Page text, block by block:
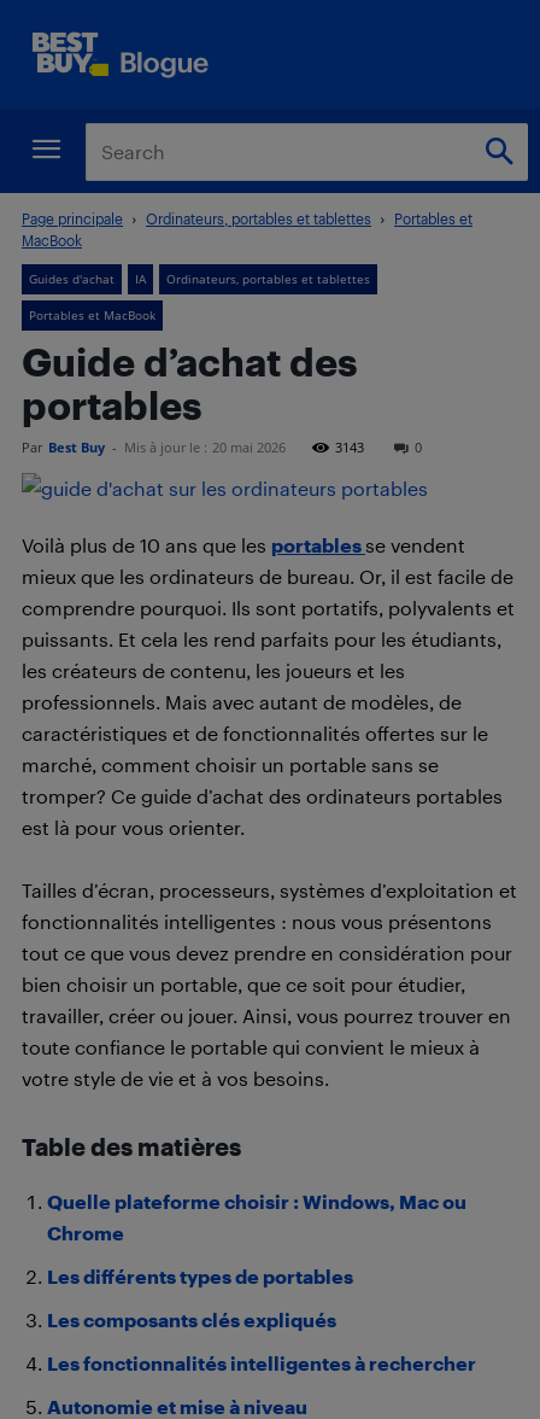
Page principale Ordinateurs, portables et tablettes
Portables et
MacBook
Guides d'achat IA Ordinateurs, portables et tablettes
Portables et MacBook
Guide d’achat des
portables
Par Best Buy - Mis à jour le : 20 mai 2026 3143 0
Voilà plus de 10 ans que les portables se vendent
mieux que les ordinateurs de bureau. Or, il est facile de
comprendre pourquoi. Ils sont portatifs, polyvalents et
puissants. Et cela les rend parfaits pour les étudiants,
les créateurs de contenu, les joueurs et les
professionnels. Mais avec autant de modèles, de
caractéristiques et de fonctionnalités offertes sur le
marché, comment choisir un portable sans se
tromper? Ce guide d’achat des ordinateurs portables
est là pour vous orienter.
Tailles d’écran, processeurs, systèmes d’exploitation et
fonctionnalités intelligentes : nous vous présentons
tout ce que vous devez prendre en considération pour
bien choisir un portable, que ce soit pour étudier,
travailler, créer ou jouer. Ainsi, vous pourrez trouver en
toute confiance le portable qui convient le mieux à
votre style de vie et à vos besoins.
Table des matières
Quelle plateforme choisir : Windows, Mac ou
Chrome
Les différents types de portables
Les composants clés expliqués
Les fonctionnalités intelligentes à rechercher
Autonomie et mise à niveau